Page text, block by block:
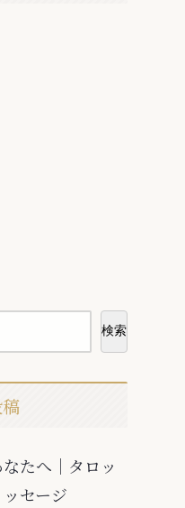
検索
たへ｜タロッ
セージ